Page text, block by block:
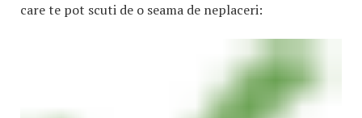
care te pot scuti de o seama de neplaceri: